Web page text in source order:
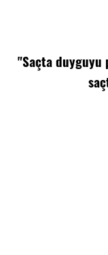
"Saçta duyguyu